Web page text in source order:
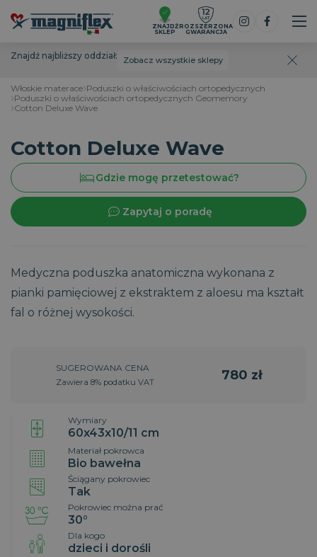
Znajdź najbliższy oddział: Zobacz wszystkie sklepy
ZNAJDŹ
SKLEP
ROZSZERZONA
GWARANCJA
Włoskie materace Poduszki o właściwościach ortopedycznych
Poduszki o właściwościach ortopedycznych Geomemory
Cotton Deluxe Wave
Cotton Deluxe Wave
Gdzie mogę przetestować?
Zapytaj o poradę
Medyczna poduszka anatomiczna wykonana z
pianki pamięciowej z ekstraktem z aloesu ma kształt
fal o różnej wysokości.
SUGEROWANA CENA
Zawiera 8% podatku VAT 780 zł
Wymiary
60x43x10/11 cm
Materiał pokrowca
Bio bawełna
Ściągany pokrowiec
Tak
Pokrowiec można prać
30°
Dla kogo
dzieci i dorośli